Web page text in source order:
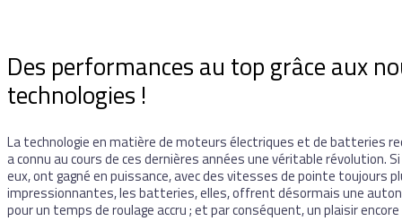
Des performances au top grâce aux
technologies !
La technologie en matière de moteurs électriques et de batteries
a connu au cours de ces dernières années une véritable révolution.
eux, ont gagné en puissance, avec des vitesses de pointe toujours
impressionnantes, les batteries, elles, offrent désormais une
pour un temps de roulage accru ; et par conséquent, un plaisir